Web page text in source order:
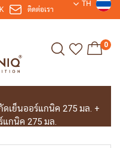
ติดต่อเรา
TH
0
เย็นออร์แกนิค 275 มล. +
แกนิค 275 มล.